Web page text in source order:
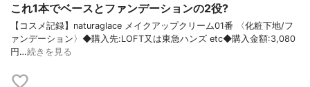
これ1本でベースとファンデーションの2役?
【コスメ記録】naturaglace メイクアップクリーム01番 〈化粧下地/フ
ァンデーション〉◆購入先:LOFT又は東急ハンズ etc◆購入金額:3,080
円…続きを見る